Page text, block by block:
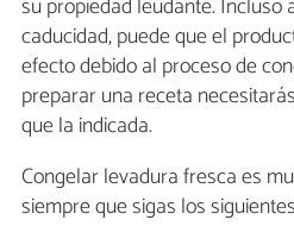
su propiedad leudante. Incluso
caducidad, puede que el
efecto debido al proceso de
preparar una receta
que la indicada.
Congelar levadura fresca es
siempre que sigas los